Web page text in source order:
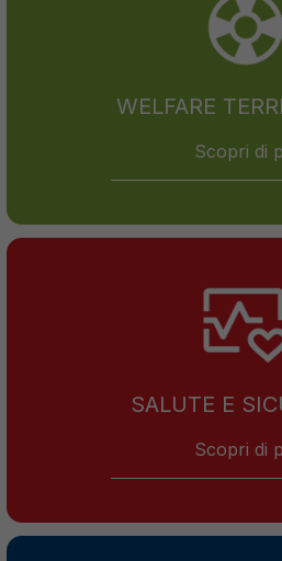
WELFARE
Scopri di
SALUTE E
Scopri di